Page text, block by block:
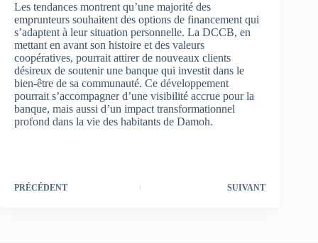
Les tendances montrent qu’une majorité des
emprunteurs souhaitent des options de financement qui
s’adaptent à leur situation personnelle. La DCCB, en
mettant en avant son histoire et des valeurs
coopératives, pourrait attirer de nouveaux clients
désireux de soutenir une banque qui investit dans le
bien-être de sa communauté. Ce développement
pourrait s’accompagner d’une visibilité accrue pour la
banque, mais aussi d’un impact transformationnel
profond dans la vie des habitants de Damoh.
PRÉCÉDENT SUIVANT